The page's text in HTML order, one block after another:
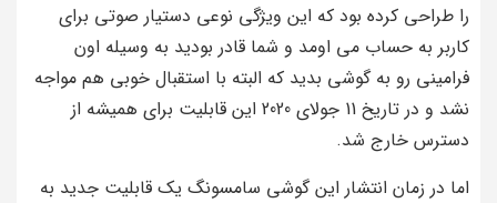
را طراحی کرده بود که این ویژگی نوعی دستیار صوتی برای
کاربر به حساب می اومد و شما قادر بودید به وسیله اون
فرامینی رو به گوشی بدید که البته با استقبال خوبی هم مواجه
نشد و در تاریخ 11 جولای 2020 این قابلیت برای همیشه از
دسترس خارج شد.
اما در زمان انتشار این گوشی سامسونگ یک قابلیت جدید به